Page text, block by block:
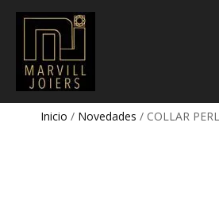
Inicio / Novedades / COLLAR